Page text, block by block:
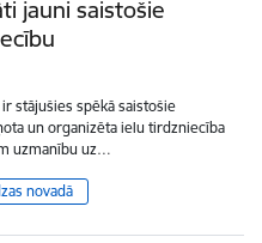
jauni saistošie
stājušies spēkā saistošie
un organizēta ielu tirdzniecība
uzmanību uz…
novadā